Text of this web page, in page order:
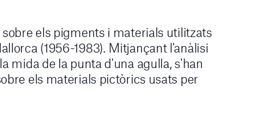
els pigments i materials utilitzats
(1956-1983). Mitjançant l'anàlisi
mida de la punta d'una agulla, s'han
els materials pictòrics usats per